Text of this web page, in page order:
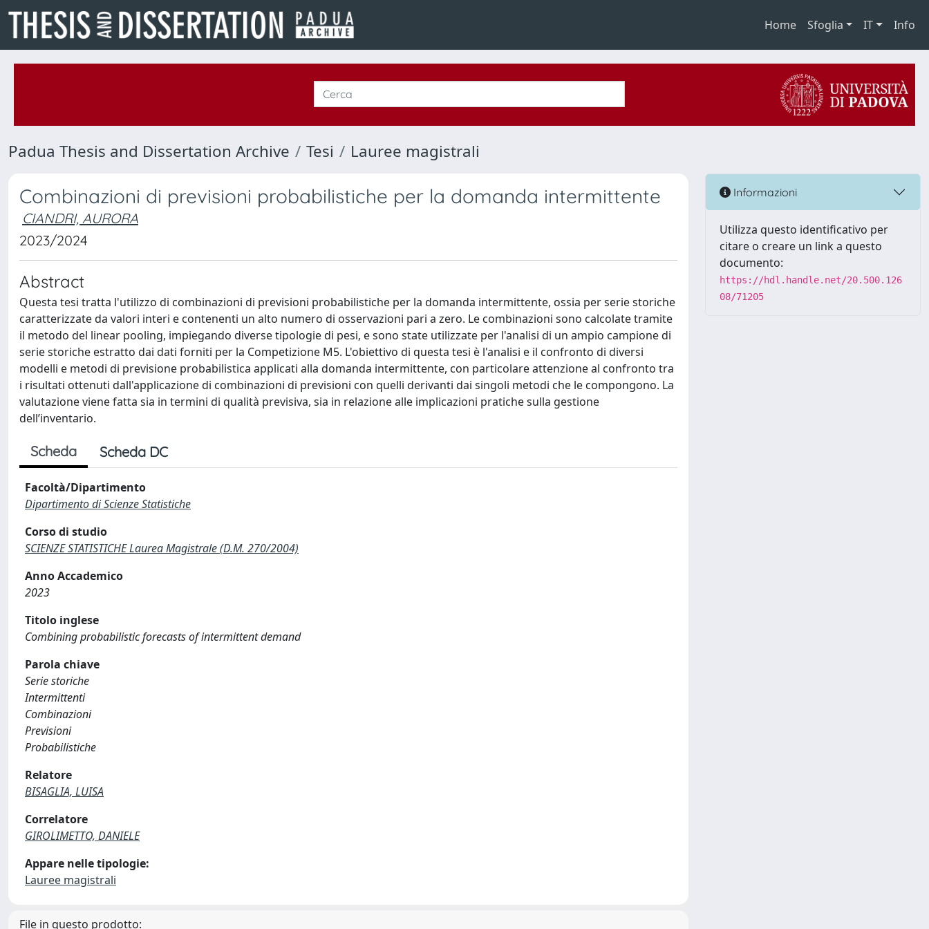
Home Sfoglia IT Info
Padua Thesis and Dissertation Archive Tesi Lauree magistrali
Combinazioni di previsioni probabilistiche per la domanda intermittente
CIANDRI, AURORA
2023/2024
Abstract
Questa tesi tratta l'utilizzo di combinazioni di previsioni probabilistiche per la domanda intermittente, ossia per serie storiche
caratterizzate da valori interi e contenenti un alto numero di osservazioni pari a zero. Le combinazioni sono calcolate tramite
il metodo del linear pooling, impiegando diverse tipologie di pesi, e sono state utilizzate per l'analisi di un ampio campione di
serie storiche estratto dai dati forniti per la Competizione M5. L'obiettivo di questa tesi è l'analisi e il confronto di diversi
modelli e metodi di previsione probabilistica applicati alla domanda intermittente, con particolare attenzione al confronto tra
i risultati ottenuti dall'applicazione di combinazioni di previsioni con quelli derivanti dai singoli metodi che le compongono. La
valutazione viene fatta sia in termini di qualità previsiva, sia in relazione alle implicazioni pratiche sulla gestione
dell’inventario.
Scheda Scheda DC
Facoltà/Dipartimento
Dipartimento di Scienze Statistiche
Corso di studio
SCIENZE STATISTICHE Laurea Magistrale (D.M. 270/2004)
Anno Accademico
2023
Titolo inglese
Combining probabilistic forecasts of intermittent demand
Parola chiave
Serie storiche
Intermittenti
Combinazioni
Previsioni
Probabilistiche
Relatore
BISAGLIA, LUISA
Correlatore
GIROLIMETTO, DANIELE
Appare nelle tipologie:
Lauree magistrali
File in questo prodotto:
Informazioni
Utilizza questo identificativo per
citare o creare un link a questo
documento:
https://hdl.handle.net/20.500.126
08/71205